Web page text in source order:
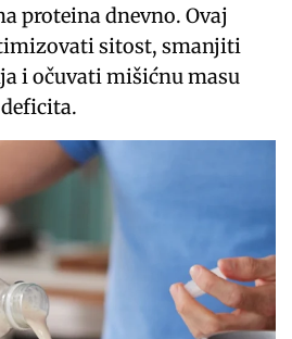
proteina dnevno. Ovaj
sitost, smanjiti
i očuvati mišićnu masu